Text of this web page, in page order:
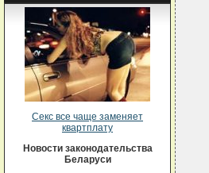
Секс все чаще заменяет
квартплату
Новости законодательства
Беларуси